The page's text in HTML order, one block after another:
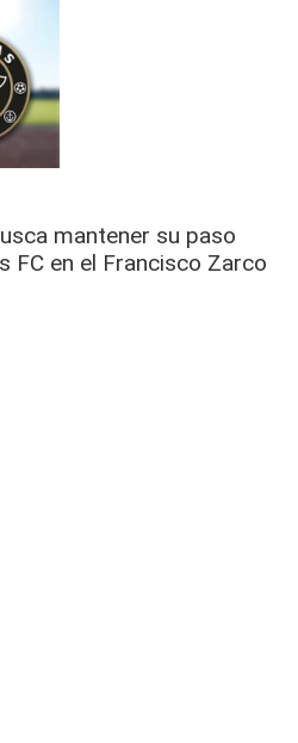
mantener su paso
en el Francisco Zarco